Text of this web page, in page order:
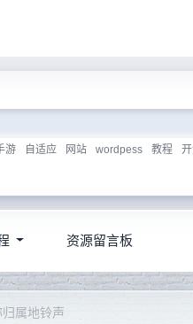
方式，慎防上当受骗！
游 自适应 网站 wordpess 教程
资源留言板
属地铃声